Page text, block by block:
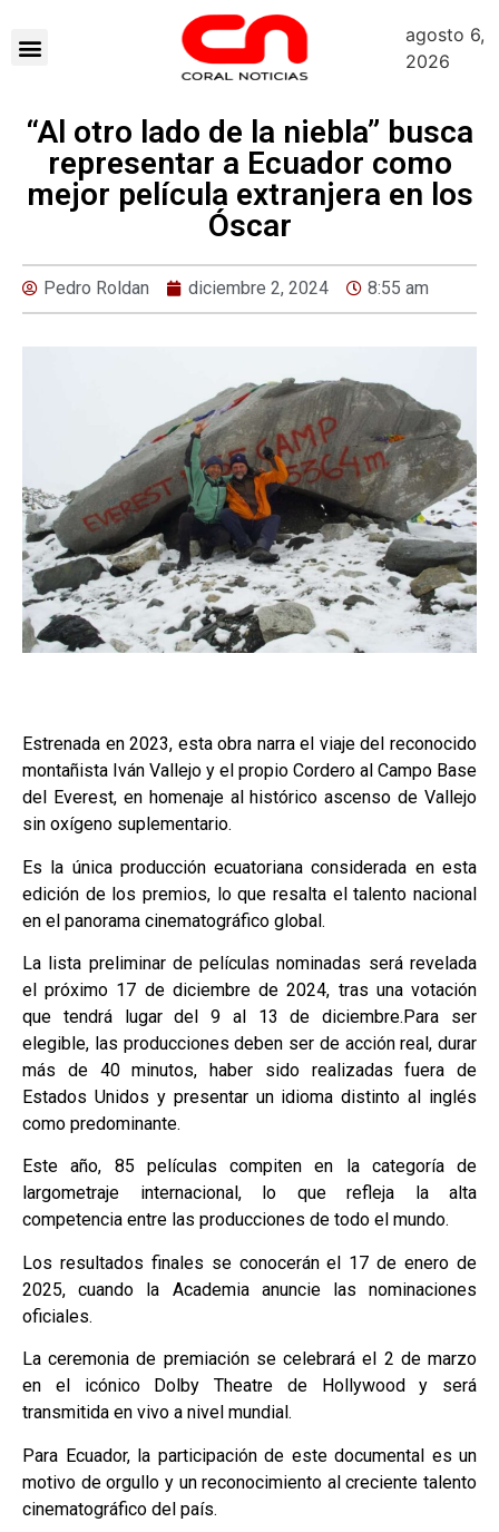
agosto 6,
2026
“Al otro lado de la niebla” busca
representar a Ecuador como
mejor película extranjera en los
Óscar
Pedro Roldan diciembre 2, 2024 8:55 am
Estrenada en 2023, esta obra narra el viaje del reconocido
montañista Iván Vallejo y el propio Cordero al Campo Base
del Everest, en homenaje al histórico ascenso de Vallejo
sin oxígeno suplementario.
Es la única producción ecuatoriana considerada en esta
edición de los premios, lo que resalta el talento nacional
en el panorama cinematográfico global.
La lista preliminar de películas nominadas será revelada
el próximo 17 de diciembre de 2024, tras una votación
que tendrá lugar del 9 al 13 de diciembre.Para ser
elegible, las producciones deben ser de acción real, durar
más de 40 minutos, haber sido realizadas fuera de
Estados Unidos y presentar un idioma distinto al inglés
como predominante.
Este año, 85 películas compiten en la categoría de
largometraje internacional, lo que refleja la alta
competencia entre las producciones de todo el mundo.
Los resultados finales se conocerán el 17 de enero de
2025, cuando la Academia anuncie las nominaciones
oficiales.
La ceremonia de premiación se celebrará el 2 de marzo
en el icónico Dolby Theatre de Hollywood y será
transmitida en vivo a nivel mundial.
Para Ecuador, la participación de este documental es un
motivo de orgullo y un reconocimiento al creciente talento
cinematográfico del país.